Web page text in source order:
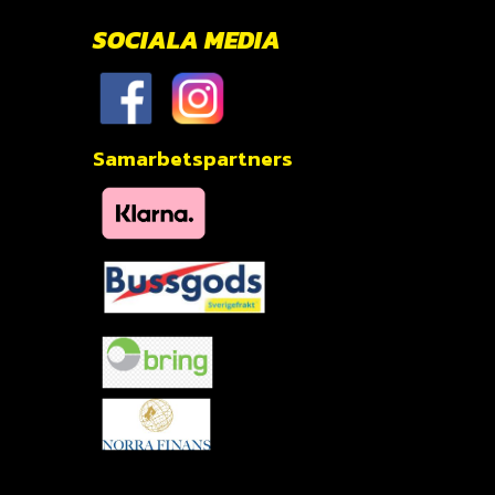
SOCIALA MEDIA
Samarbetspartners